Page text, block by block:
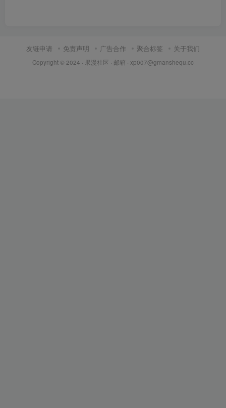
友链申请 免责声明 广告合作 聚合标签 关于我们
Copyright © 2024 · 果漫社区 · 邮箱 · xp007@gmanshequ.cc